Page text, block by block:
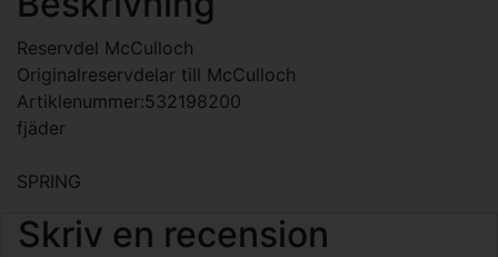
Reservdel McCulloch
Originalreservdelar till McCulloch
Artiklenummer:532198200
fjäder
SPRING
Skriv en recension